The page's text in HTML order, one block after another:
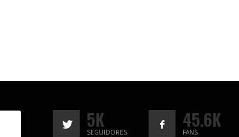
5K
SEGUIDORES
45.6K
FANS